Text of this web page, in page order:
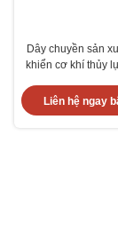
Dây chuyền sản
khiển cơ khí thủy
Liên hệ ngay